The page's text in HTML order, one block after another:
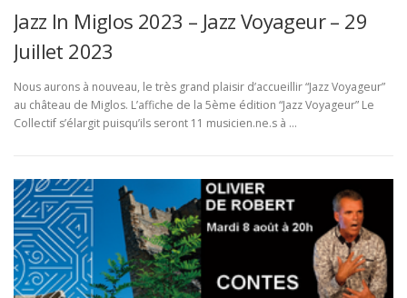
Jazz In Miglos 2023 – Jazz Voyageur – 29
Juillet 2023
Nous aurons à nouveau, le très grand plaisir d’accueillir “Jazz Voyageur”
au château de Miglos. L’affiche de la 5ème édition “Jazz Voyageur” Le
Collectif s’élargit puisqu’ils seront 11 musicien.ne.s à …